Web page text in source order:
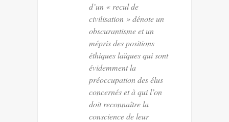
d’un « recul de
civilisation » dénote un
obscurantisme et un
mépris des positions
éthiques laïques qui sont
évidemment la
préoccupation des élus
concernés et à qui l’on
doit reconnaître la
conscience de leur